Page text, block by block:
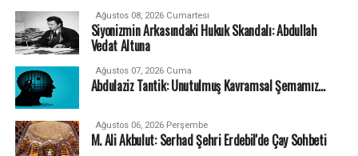
Ağustos 08, 2026 Cumartesi
Siyonizmin Arkasındaki Hukuk Skandalı: Abdullah
Vedat Altuna
Ağustos 07, 2026 Cuma
Abdulaziz Tantik: Unutulmuş Kavramsal Şemamız…
Ağustos 06, 2026 Perşembe
M. Ali Akbulut: Serhad Şehri Erdebil'de Çay Sohbeti